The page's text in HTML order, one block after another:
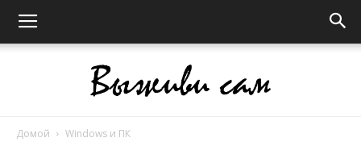
Домой Windows и ПК